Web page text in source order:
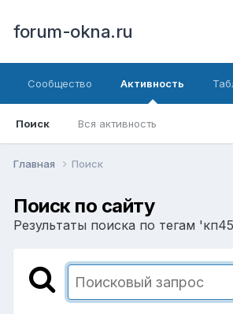
forum-okna.ru
Сообщество Активность
Поиск Вся активность
Главная Поиск
Поиск по сайту
Результаты поиска по тегам